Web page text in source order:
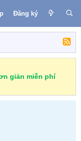
Đăng ký
giản miễn phí